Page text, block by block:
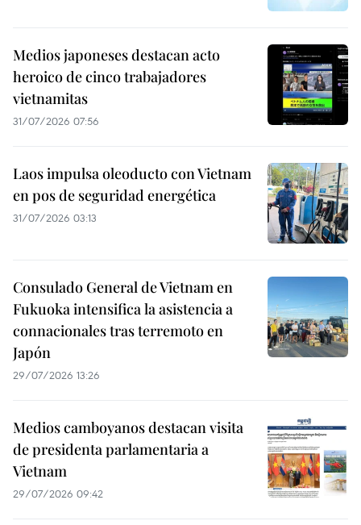
Medios japoneses destacan acto
heroico de cinco trabajadores
vietnamitas
31/07/2026 07:56
Laos impulsa oleoducto con Vietnam
en pos de seguridad energética
31/07/2026 03:13
Consulado General de Vietnam en
Fukuoka intensifica la asistencia a
connacionales tras terremoto en
Japón
29/07/2026 13:26
Medios camboyanos destacan visita
de presidenta parlamentaria a
Vietnam
29/07/2026 09:42